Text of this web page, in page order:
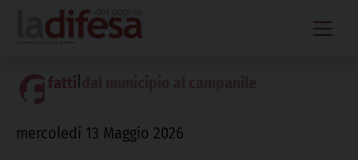
content
fatti
mercoledì 13 Maggio 2026